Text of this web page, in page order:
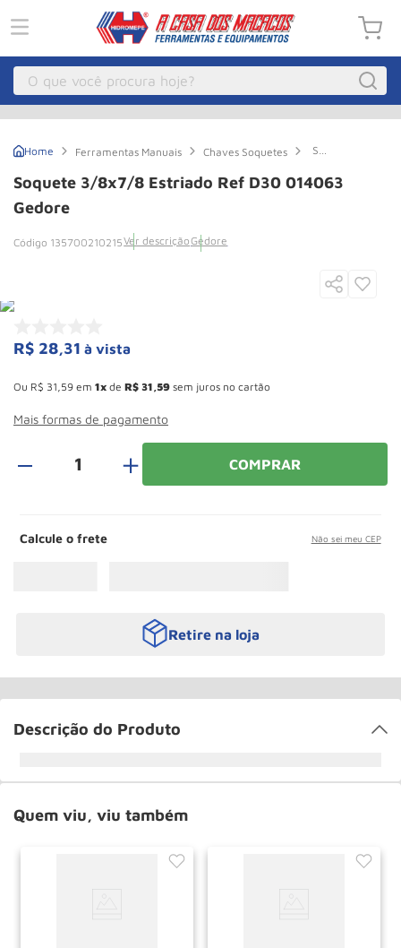
O que você procura hoje?
Ferramentas Manuais Chaves Soquetes
Soquete
Estriado
Ref
Soquete 3/8x7/8 Estriado Ref D30 014063
Gedore
135700210215Ver descriçãoGedore
R$ 28,31 à vista
Ou R$ 31 59 em 1 de R$ 31 59 sem juros no cartão
Mais formas de pagamento
＋ COMPRAR
Calcule o frete Não sei meu CEP
Retire na loja
Descrição do Produto
Quem viu, viu também
3 º Macaco Hidraulico
8 Roda
9º Rodizio
10 º Paleteira